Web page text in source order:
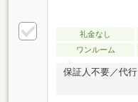
礼金なし
ワンルーム
保証人不要／代行